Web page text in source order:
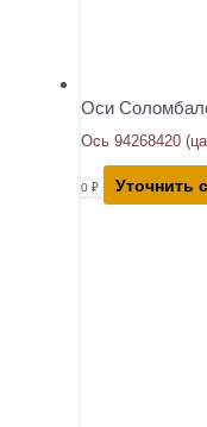
Оси
Ось 94268420
0 ₽ Уточнить